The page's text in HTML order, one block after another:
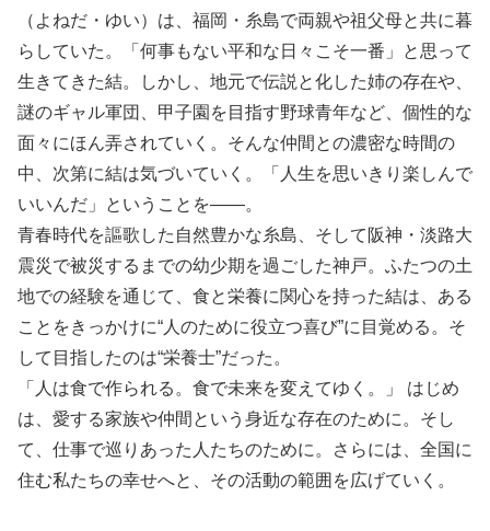
（よねだ・ゆい）は、福岡・糸島で両親や祖父母と共に暮
らしていた。「何事もない平和な日々こそ一番」と思って
生きてきた結。しかし、地元で伝説と化した姉の存在や、
謎のギャル軍団、甲子園を目指す野球青年など、個性的な
面々にほん弄されていく。そんな仲間との濃密な時間の
中、次第に結は気づいていく。「人生を思いきり楽しんで
いいんだ」ということを――。
青春時代を謳歌した自然豊かな糸島、そして阪神・淡路大
震災で被災するまでの幼少期を過ごした神戸。ふたつの土
地での経験を通じて、食と栄養に関心を持った結は、ある
ことをきっかけに“人のために役立つ喜び”に目覚める。そ
して目指したのは“栄養士”だった。
「人は食で作られる。食で未来を変えてゆく。」 はじめ
は、愛する家族や仲間という身近な存在のために。そし
て、仕事で巡りあった人たちのために。さらには、全国に
住む私たちの幸せへと、その活動の範囲を広げていく。